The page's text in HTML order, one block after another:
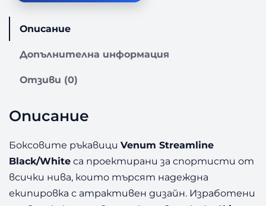
Описание
Допълнителна информация
Отзиви (0)
Описание
Боксовите ръкавициVenum Streamline
Black/White са проектирани за спортисти от
всички нива, които търсят надеждна
екипировка с атрактивен дизайн. Изработени